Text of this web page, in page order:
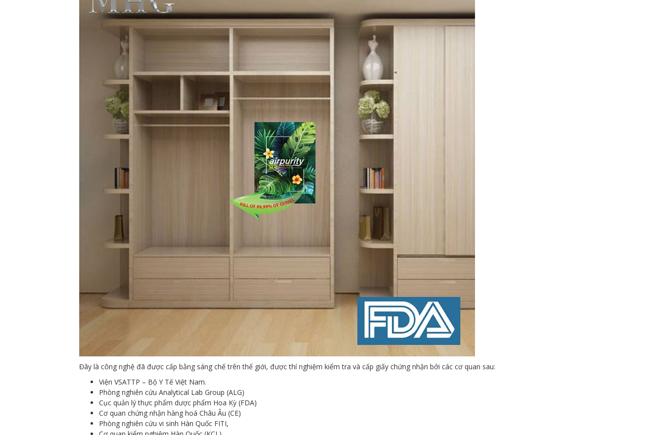
Đây là công nghệ đã được cấp bằng sáng chế trên thế giới, được thí nghiệm kiểm tra và cấp giấy chứng nhận bởi các cơ quan sau:
Viện VSATTP – Bộ Y Tế Việt Nam.
Phòng nghiên cứu Analytical Lab Group (ALG)
Cục quản lý thực phẩm dược phẩm Hoa Kỳ (FDA)
Cơ quan chứng nhận hàng hoá Châu Âu (CE)
Phòng nghiên cứu vi sinh Hàn Quốc FITI,